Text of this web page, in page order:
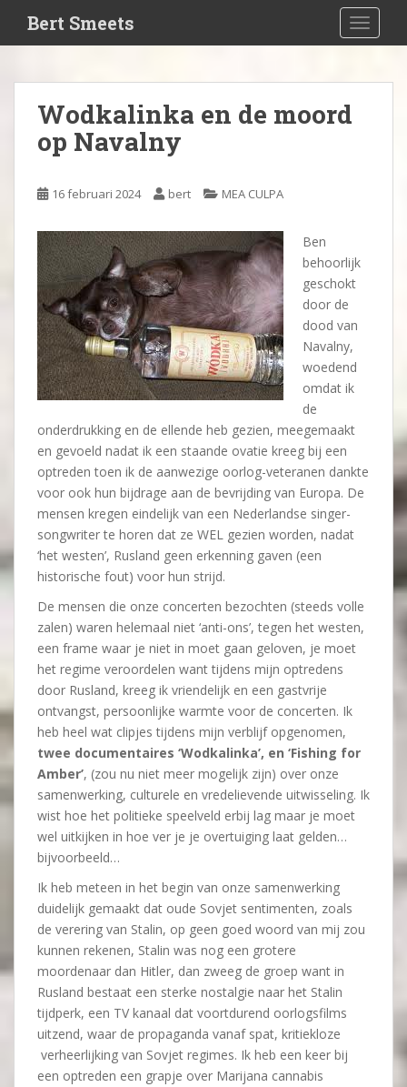
i
Bert Smeets
Wodkalinka en de moord
op Navalny
16 februari 2024 bert MEA CULPA
Ben
behoorlijk
geschokt
door de
dood van
Navalny,
woedend
omdat ik
de
onderdrukking en de ellende heb gezien, meegemaakt
en gevoeld nadat ik een staande ovatie kreeg bij een
optreden toen ik de aanwezige oorlog-veteranen dankte
voor ook hun bijdrage aan de bevrijding van Europa. De
mensen kregen eindelijk van een Nederlandse singer-
songwriter te horen dat ze WEL gezien worden, nadat
‘het westen’, Rusland geen erkenning gaven (een
historische fout) voor hun strijd.
De mensen die onze concerten bezochten (steeds volle
zalen) waren helemaal niet ‘anti-ons’, tegen het westen,
een frame waar je niet in moet gaan geloven, je moet
het regime veroordelen want tijdens mijn optredens
door Rusland, kreeg ik vriendelijk en een gastvrije
ontvangst, persoonlijke warmte voor de concerten. Ik
heb heel wat clipjes tijdens mijn verblijf opgenomen,
twee documentaires ‘Wodkalinka’, en ‘Fishing for
Amber’, (zou nu niet meer mogelijk zijn) over onze
samenwerking, culturele en vredelievende uitwisseling. Ik
wist hoe het politieke speelveld erbij lag maar je moet
wel uitkijken in hoe ver je je overtuiging laat gelden…
bijvoorbeeld…
Ik heb meteen in het begin van onze samenwerking
duidelijk gemaakt dat oude Sovjet sentimenten, zoals
de verering van Stalin, op geen goed woord van mij zou
kunnen rekenen, Stalin was nog een grotere
moordenaar dan Hitler, dan zweeg de groep want in
Rusland bestaat een sterke nostalgie naar het Stalin
tijdperk, een TV kanaal dat voortdurend oorlogsfilms
uitzend, waar de propaganda vanaf spat, kritiekloze
verheerlijking van Sovjet regimes. Ik heb een keer bij
een optreden een grapje over Marijana cannabis